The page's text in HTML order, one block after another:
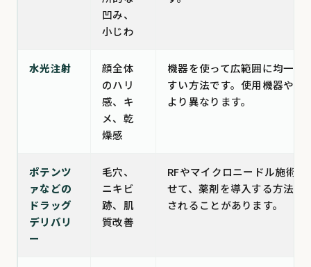
凹み、
小じわ
水光注射
顔全体
のハリ
感、キ
メ、乾
燥感
機器を使って広範囲に均一に
すい方法です。使用機器や深
より異なります。
ポテンツ
ァなどの
ドラッグ
デリバリ
ー
毛穴、
ニキビ
跡、肌
質改善
RFやマイクロニードル施術と
せて、薬剤を導入する方法と
されることがあります。